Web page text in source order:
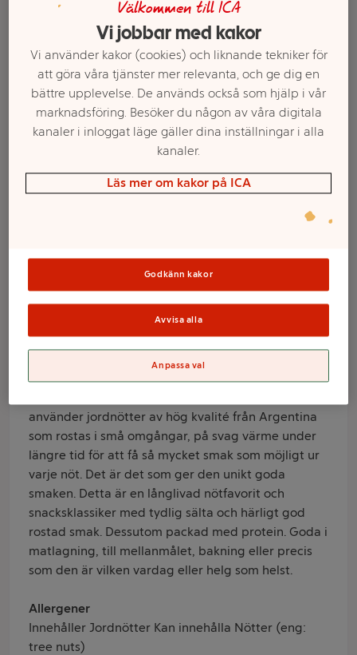
Jordnötter Salta
Estrella
Produktinformation
Information från leverantör
Estrella Rostade Salta Jordnötter i den klassiska
använder jordnötter av hög kvalité från Argentina
som rostas i små omgångar, på svag värme under
längre tid för att få så mycket smak som möjligt ur
varje nöt. Det är det som ger den unikt goda
smaken. Detta är en långlivad nötfavorit och
snacksklassiker med tydlig sälta och härligt god
rostad smak. Dessutom packad med protein. Goda i
matlagning, till mellanmålet, bakning eller precis
som den är vilken vardag eller helg som helst.
Allergener
Innehåller Jordnötter Kan innehålla Nötter (eng:
tree nuts)
Välj butik och handla
Sortimentet kan variera mellan butikerna
Välkommen till ICA
Vi jobbar med kakor
Vi använder kakor (cookies) och liknande tekniker för
att göra våra tjänster mer relevanta, och ge dig en
bättre upplevelse. De används också som hjälp i vår
marknadsföring. Besöker du någon av våra digitala
kanaler i inloggat läge gäller dina inställningar i alla
kanaler.
Läs mer om kakor på ICA
Godkänn kakor
Avvisa alla
Anpassa val